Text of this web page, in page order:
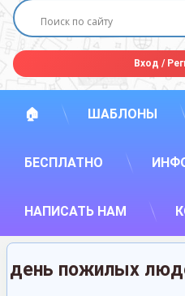
Вход /
🏠 ШАБЛОНЫ
БЕСПЛАТНО
НАПИСАТЬ НАМ
день пожилых